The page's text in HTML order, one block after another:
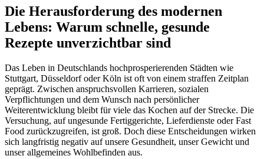
Die Herausforderung des modernen
Lebens: Warum schnelle, gesunde
Rezepte unverzichtbar sind
Das Leben in Deutschlands hochprosperierenden Städten wie
Stuttgart, Düsseldorf oder Köln ist oft von einem straffen Zeitplan
geprägt. Zwischen anspruchsvollen Karrieren, sozialen
Verpflichtungen und dem Wunsch nach persönlicher
Weiterentwicklung bleibt für viele das Kochen auf der Strecke. Die
Versuchung, auf ungesunde Fertiggerichte, Lieferdienste oder Fast
Food zurückzugreifen, ist groß. Doch diese Entscheidungen wirken
sich langfristig negativ auf unsere Gesundheit, unser Gewicht und
unser allgemeines Wohlbefinden aus.